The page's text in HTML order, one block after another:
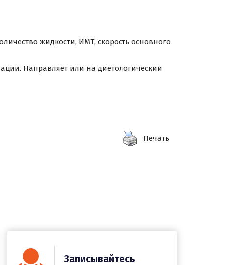
жидкости, ИМТ, скорость основного
Направляет или на диетологический
Печать
Записывайтесь